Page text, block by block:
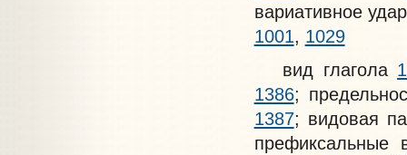
вариативное
1001, 1029
вид глагола
1386;
1387; видовая